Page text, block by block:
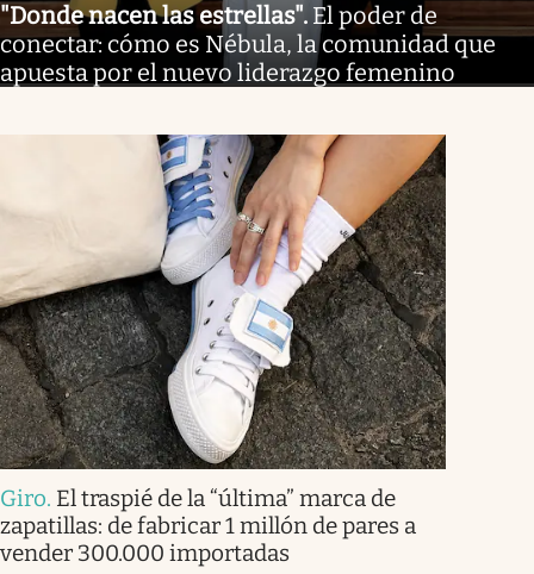
"Donde nacen las estrellas". El poder de
conectar: cómo es Nébula, la comunidad que
apuesta por el nuevo liderazgo femenino
Giro. El traspié de la “última” marca de
zapatillas: de fabricar 1 millón de pares a
vender 300.000 importadas